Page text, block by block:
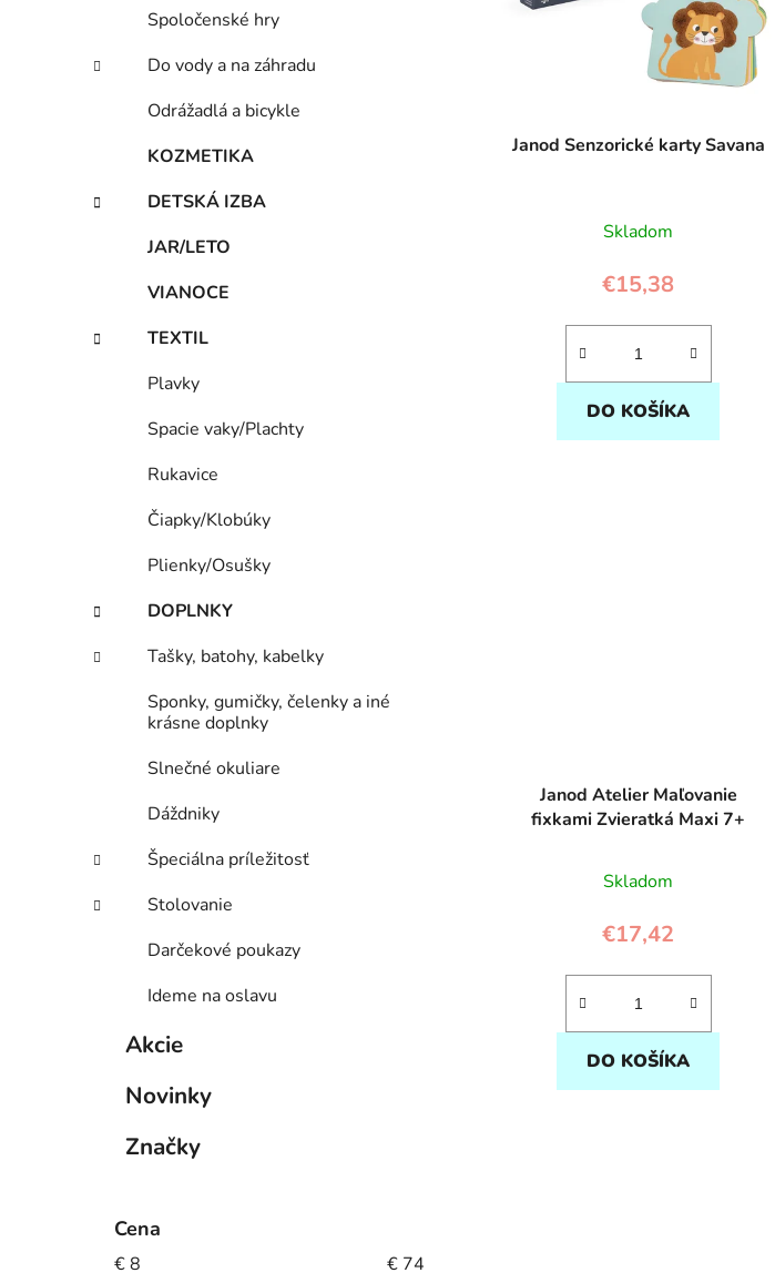
Spoločenské hry
Do vody a na záhradu
Odrážadlá a bicykle
KOZMETIKA
DETSKÁ IZBA
JAR/LETO
VIANOCE
TEXTIL
Plavky
Spacie vaky/Plachty
Rukavice
Čiapky/Klobúky
Plienky/Osušky
DOPLNKY
Tašky, batohy, kabelky
Sponky, gumičky, čelenky a iné
krásne doplnky
Slnečné okuliare
Dáždniky
Špeciálna príležitosť
Stolovanie
Darčekové poukazy
Ideme na oslavu
Akcie
Novinky
Značky
Cena
€8 € 74
Janod Senzorické karty Savana
Skladom
€15,38
DO KOŠÍKA
Janod Atelier Maľovanie
fixkami Zvieratká Maxi 7+
Skladom
€17,42
DO KOŠÍKA